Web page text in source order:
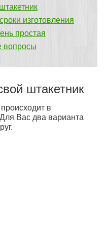
изготовления
простая
вопросы
штакетник
в
Вас два варианта